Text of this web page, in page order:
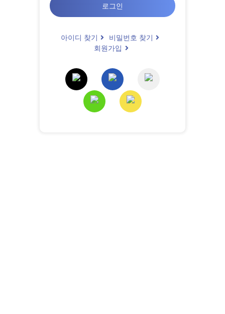
로그인
아이디 찾기
비밀번호 찾기
회원가입